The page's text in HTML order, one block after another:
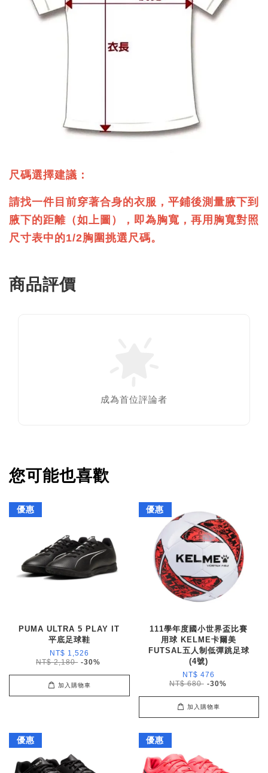
尺碼選擇建議：
請找一件目前穿著合身的衣服，平鋪後測量腋下到
腋下的距離（如上圖），即為胸寬， 再用胸寬對照
尺寸表中的1/2胸圍挑選尺碼。
商品評價
成為首位評論者
您可能也喜歡
優惠
PUMA ULTRA 5 PLAY IT
平底足球鞋
NT$ 1,526
NT$ 2,180 -30%
加入購物車
優惠
111學年度國小世界盃比賽
用球 KELME卡爾美
FUTSAL五人制低彈跳足球
(4號)
NT$ 476
NT$ 680 -30%
加入購物車
優惠 優惠